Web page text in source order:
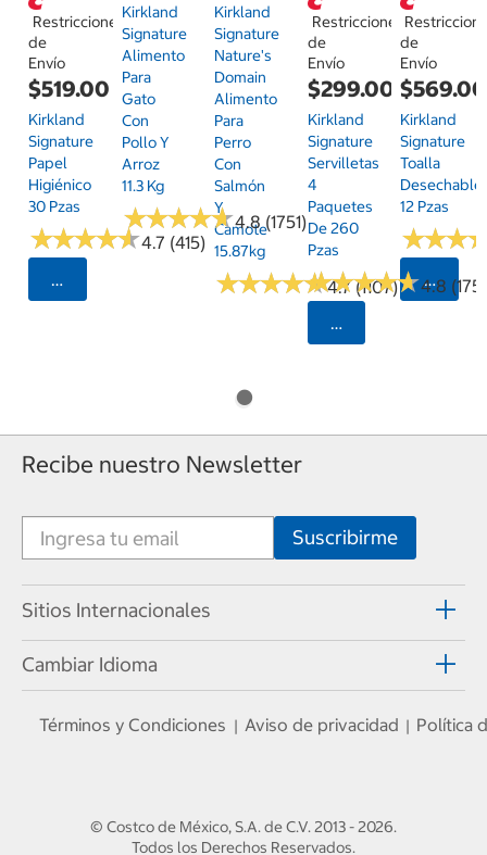
Restricciones
de
Envío
$519.00
Kirkland
Signature
Papel
Higiénico
30 Pzas
★★★★★
★★★★★4.7 (415)
Seleccionar Código Postal
Kirkland
Signature
Alimento
Para
Gato
Con
Pollo Y
Arroz
11.3 Kg
★★★★★
★★★★★4.8 (1751)
Kirkland
Signature
Nature's
Domain
Alimento
Para
Perro
Con
Salmón
Y
Camote
15.87kg
★★★★★
★★★★★4.7 (1107)
Restricciones
de
Envío
$299.00
Kirkland
Signature
Servilletas
4
Paquetes
De 260
Pzas
★★★★★
★★★★★4.8 (175)
Seleccionar
de
Envío
$569.00
Kirkland
Signature
Toalla
Desechable
12 Pzas
★★★
★★★
Recibe nuestro Newsletter
Sitios Internacionales
Cambiar Idioma
Términos y Condiciones | Aviso de privacidad | Política
© Costco de México, S.A. de C.V.2013 - 2026.
Todos los Derechos Reservados.